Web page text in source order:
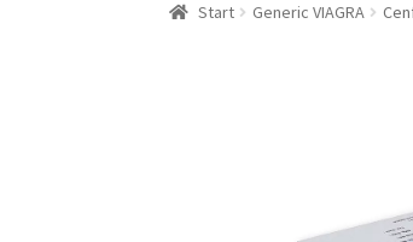
Start Generic VIAGRA